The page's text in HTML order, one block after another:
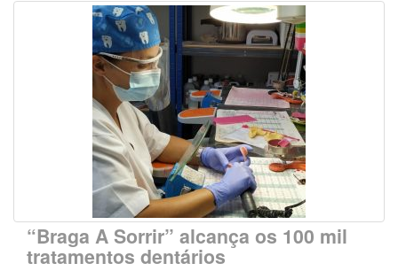
“Braga A Sorrir” alcança os 100 mil
tratamentos dentários